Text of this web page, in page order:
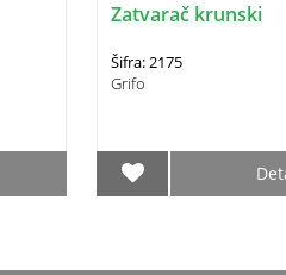
Zatvarač krunski
Šifra: 2175
Grifo